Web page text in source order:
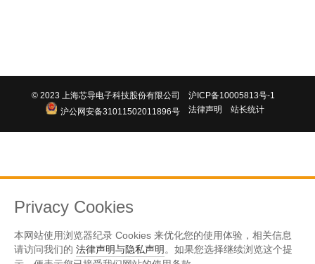
© 2023 上海芯导电子科技股份有限公司
沪ICP备10005813号-1
沪公网安备31011502011896号
法律声明 站长统计
Privacy Cookies
本网站使用浏览器纪录 Cookies 来优化您的使用体验，相关信息
请访问我们的 法律声明与隐私声明 。如果您选择继续浏览这个提